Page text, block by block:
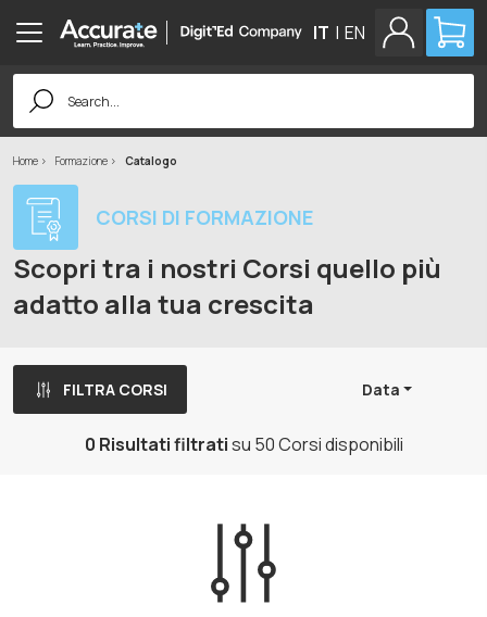
IT | EN
Search
for:
Home Formazione Catalogo
CORSI DI FORMAZIONE
Scopri tra i nostri Corsi quello più
adatto alla tua crescita
FILTRA CORSI Data
0 Risultati filtratisu 50 Corsi disponibili